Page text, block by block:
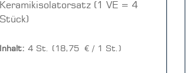
Keramikisolatorsatz (1 VE = 4
Inhalt: 4 St. (18,75 € / 1 St.)